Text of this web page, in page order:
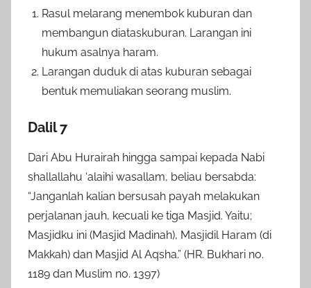
Rasul melarang menembok kuburan dan
membangun diataskuburan. Larangan ini
hukum asalnya haram.
Larangan duduk di atas kuburan sebagai
bentuk memuliakan seorang muslim.
Dalil 7
Dari Abu Hurairah hingga sampai kepada Nabi
shallallahu ‘alaihi wasallam, beliau bersabda:
“Janganlah kalian bersusah payah melakukan
perjalanan jauh, kecuali ke tiga Masjid. Yaitu;
Masjidku ini (Masjid Madinah), Masjidil Haram (di
Makkah) dan Masjid Al Aqsha.” (HR. Bukhari no.
1189 dan Muslim no. 1397)